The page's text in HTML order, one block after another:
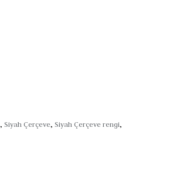
, Siyah Çerçeve, Siyah Çerçeve rengi,